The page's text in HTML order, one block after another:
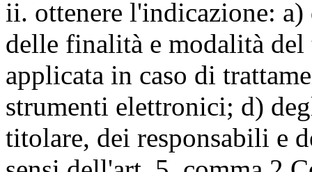
ii. ottenere l'indicazione:
delle finalità e modalità
applicata in caso di
strumenti elettronici; d)
titolare, dei responsabili e